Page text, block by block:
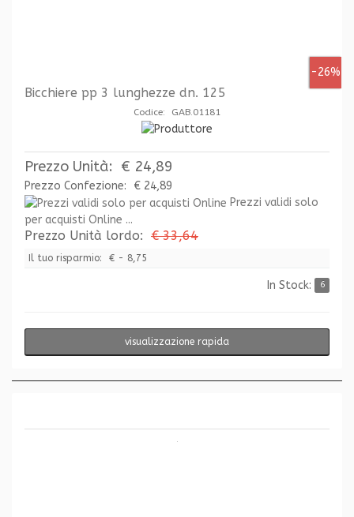
-26%
Bicchiere pp 3 lunghezze dn. 125
Codice: GAB.01181
Prezzo Unità: € 24,89
Prezzo Confezione:
€ 24,89
Prezzi validi solo
per acquisti Online ...
Prezzo Unità lordo: € 33,64
Il tuo risparmio: € - 8,75
In Stock: 6
visualizzazione rapida